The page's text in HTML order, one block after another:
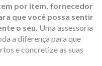
por item, fornecedor
que você possa sentir
o seu. Uma assessoria
a diferença para que
e concretize as suas